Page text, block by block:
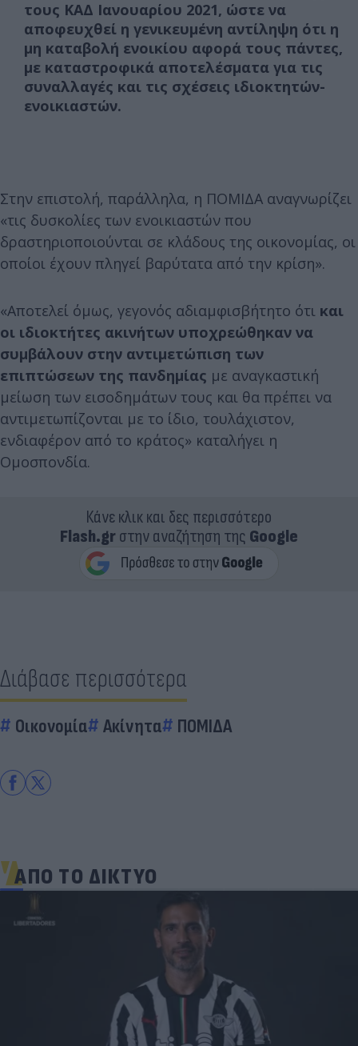
τους ΚΑΔ Ιανουαρίου 2021, ώστε να
αποφευχθεί η γενικευμένη αντίληψη ότι η
μη καταβολή ενοικίου αφορά τους πάντες,
με καταστροφικά αποτελέσματα για τις
συναλλαγές και τις σχέσεις ιδιοκτητών-
ενοικιαστών.
Στην επιστολή, παράλληλα, η ΠΟΜΙΔΑ αναγνωρίζει
«τις δυσκολίες των ενοικιαστών που
δραστηριοποιούνται σε κλάδους της οικονομίας, οι
οποίοι έχουν πληγεί βαρύτατα από την κρίση».
«Αποτελεί όμως, γεγονός αδιαμφισβήτητο ότι και
οι ιδιοκτήτες ακινήτων υποχρεώθηκαν να
συμβάλουν στην αντιμετώπιση των
επιπτώσεων της πανδημίας με αναγκαστική
μείωση των εισοδημάτων τους και θα πρέπει να
αντιμετωπίζονται με το ίδιο, τουλάχιστον,
ενδιαφέρον από το κράτος» καταλήγει η
Ομοσπονδία.
Κάνε κλικ και δες περισσότερο
Flash.grστην αναζήτηση της Google
Διάβασε περισσότερα
Οικονομία Ακίνητα ΠΟΜΙΔΑ
ΑΠΟ ΤΟ ΔΙΚΤΥΟ